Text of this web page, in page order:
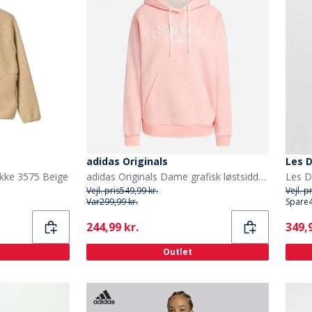
3575 Beige
adidas Originals
adidas Originals Dame grafisk løstsiddende hoodie Sem Pink Spark Mel
Vejl. pris549,99 kr.
Var299,99 kr.
Current
244,99 kr.
Outlet
Les
Vejl.
Spare